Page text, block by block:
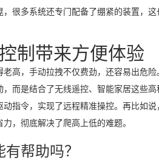
很多系统还专门配备了绷紧的装置，
制带来方便体验
高，手动拉拽不仅费劲，还容易出危
而是结合了无线遥控、智能家居这些
指令，实现了远程精准操控。再比如
，彻底解决了爬高上低的难题。
帮助吗？